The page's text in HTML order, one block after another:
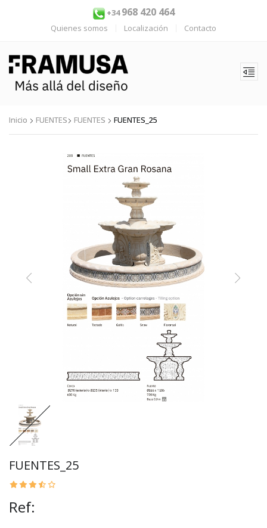
+34968 420 464
Quienes somos Localización Contacto
Inicio FUENTES FUENTES FUENTES_25
FUENTES_25
Ref: